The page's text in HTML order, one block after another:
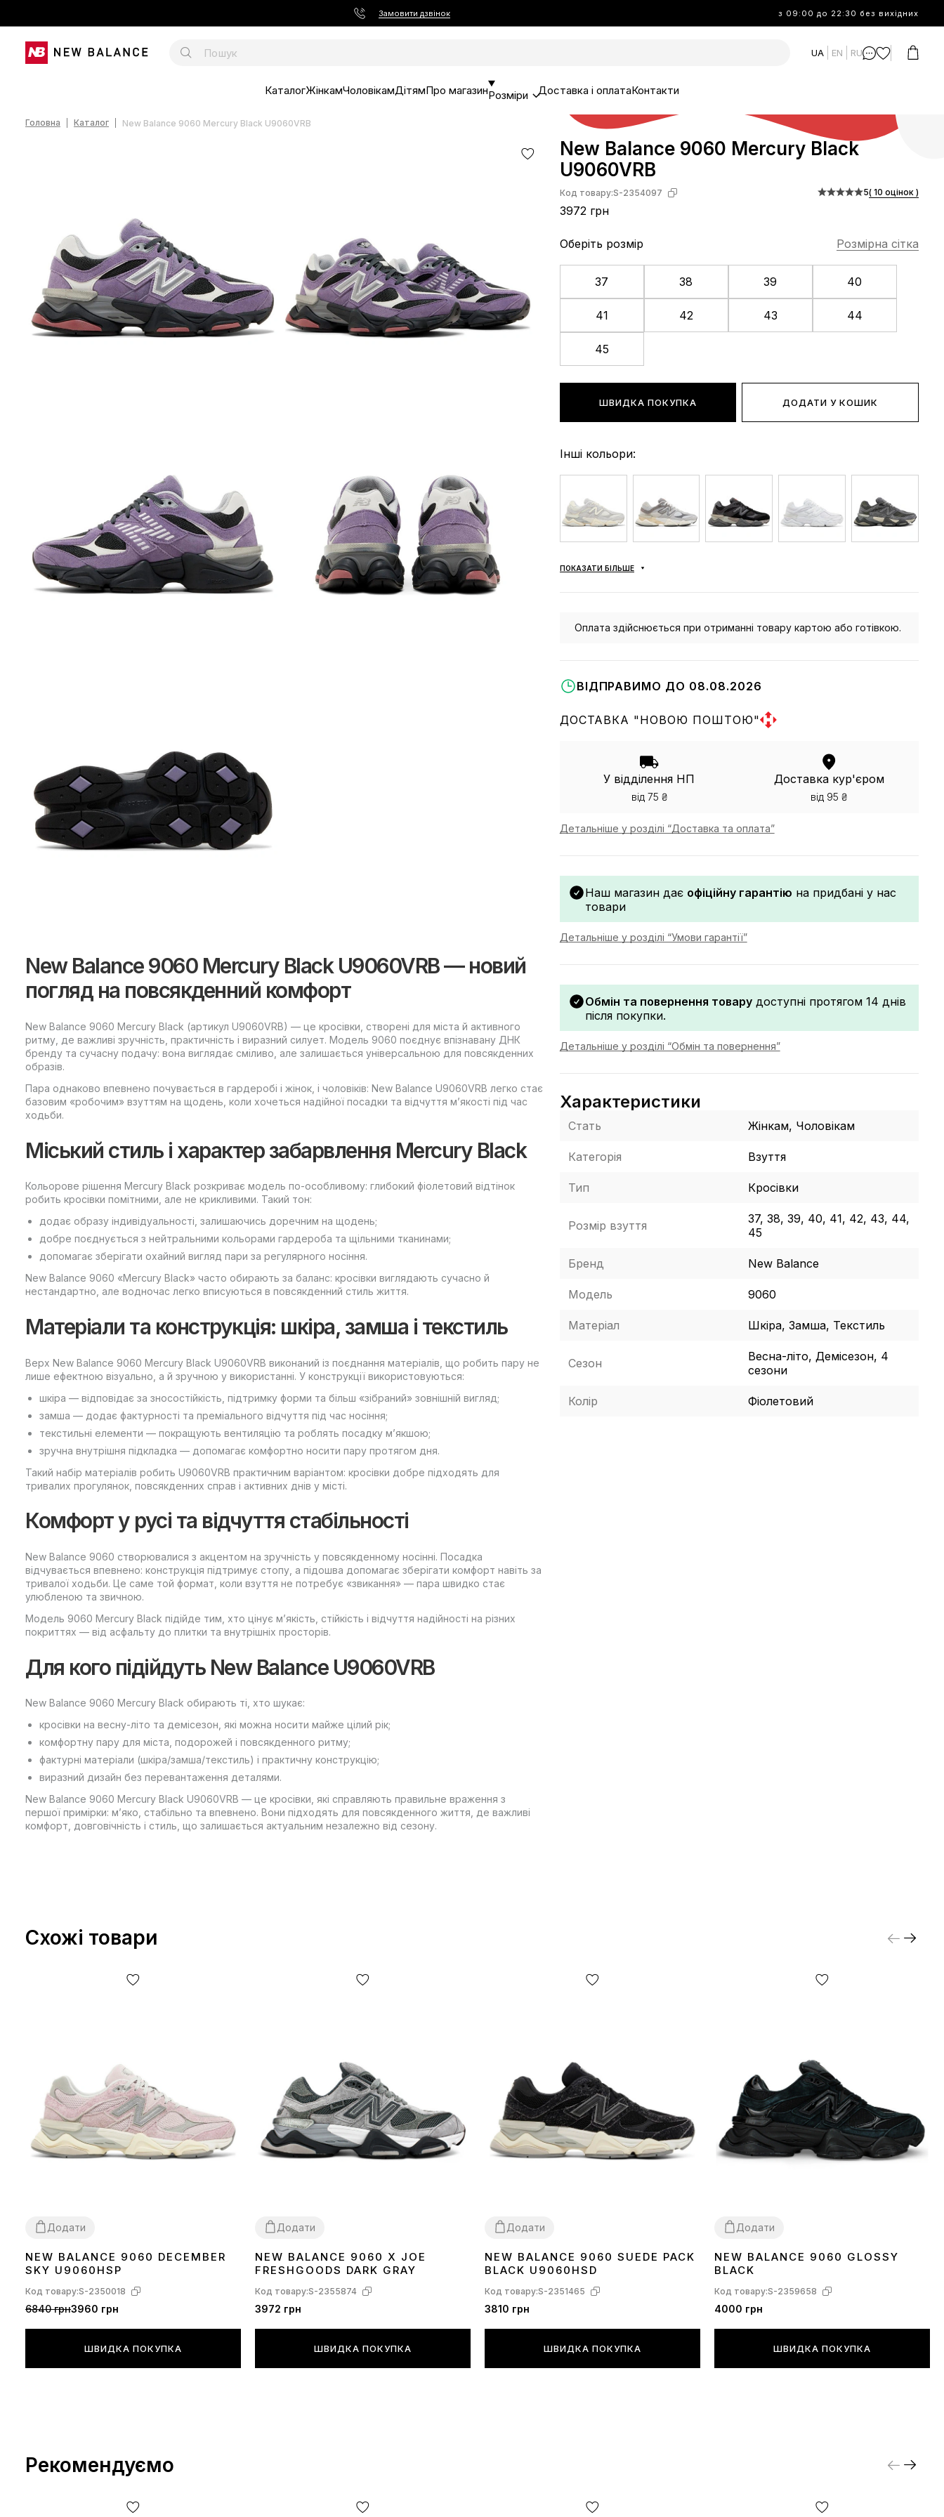
Замовити дзвінок з 09:00 до 22:30 без вихідних
UA EN RU
КаталогЖінкамЧоловікамДітямПро магазинРозміри Доставка і оплатаКонтакти
Головна Каталог New Balance 9060 Mercury Black U9060VRB
New Balance 9060 Mercury Black U9060VRB — новий
погляд на повсякденний комфорт
New Balance 9060 Mercury Black (артикул U9060VRB) — це кросівки, створені для міста й активного
ритму, де важливі зручність, практичність і виразний силует. Модель 9060 поєднує впізнавану ДНК
бренду та сучасну подачу: вона виглядає сміливо, але залишається універсальною для повсякденних
образів.
Пара однаково впевнено почувається в гардеробі і жінок, і чоловіків: New Balance U9060VRB легко стає
базовим «робочим» взуттям на щодень, коли хочеться надійної посадки та відчуття м’якості під час
ходьби.
Міський стиль і характер забарвлення Mercury Black
Кольорове рішення Mercury Black розкриває модель по-особливому: глибокий фіолетовий відтінок
робить кросівки помітними, але не крикливими. Такий тон:
додає образу індивідуальності, залишаючись доречним на щодень;
добре поєднується з нейтральними кольорами гардероба та щільними тканинами;
допомагає зберігати охайний вигляд пари за регулярного носіння.
New Balance 9060 «Mercury Black» часто обирають за баланс: кросівки виглядають сучасно й
нестандартно, але водночас легко вписуються в повсякденний стиль життя.
Матеріали та конструкція: шкіра, замша і текстиль
Верх New Balance 9060 Mercury Black U9060VRB виконаний із поєднання матеріалів, що робить пару не
лише ефектною візуально, а й зручною у використанні. У конструкції використовуються:
шкіра — відповідає за зносостійкість, підтримку форми та більш «зібраний» зовнішній вигляд;
замша — додає фактурності та преміального відчуття під час носіння;
текстильні елементи — покращують вентиляцію та роблять посадку м’якшою;
зручна внутрішня підкладка — допомагає комфортно носити пару протягом дня.
Такий набір матеріалів робить U9060VRB практичним варіантом: кросівки добре підходять для
тривалих прогулянок, повсякденних справ і активних днів у місті.
Комфорт у русі та відчуття стабільності
New Balance 9060 створювалися з акцентом на зручність у повсякденному носінні. Посадка
відчувається впевнено: конструкція підтримує стопу, а підошва допомагає зберігати комфорт навіть за
тривалої ходьби. Це саме той формат, коли взуття не потребує «звикання» — пара швидко стає
улюбленою та звичною.
Модель 9060 Mercury Black підійде тим, хто цінує м’якість, стійкість і відчуття надійності на різних
покриттях — від асфальту до плитки та внутрішніх просторів.
Для кого підійдуть New Balance U9060VRB
New Balance 9060 Mercury Black обирають ті, хто шукає:
кросівки на весну-літо та демісезон, які можна носити майже цілий рік;
комфортну пару для міста, подорожей і повсякденного ритму;
фактурні матеріали (шкіра/замша/текстиль) і практичну конструкцію;
виразний дизайн без перевантаження деталями.
New Balance 9060 Mercury Black U9060VRB — це кросівки, які справляють правильне враження з
першої примірки: м’яко, стабільно та впевнено. Вони підходять для повсякденного життя, де важливі
комфорт, довговічність і стиль, що залишається актуальним незалежно від сезону.
New Balance 9060 Mercury Black
U9060VRB
Код товару:S-2354097
3972 грн
5( 10 оцінок )
Оберіть розмір Розмірна сітка
37 38 39 40
41 42 43 44
45
ШВИДКА ПОКУПКА ДОДАТИ У КОШИК
Інші кольори:
ПОКАЗАТИ БІЛЬШЕ
Оплата здійснюється при отриманні товару картою або готівкою.
ВІДПРАВИМО ДО 08.08.2026
ДОСТАВКА "НОВОЮ ПОШТОЮ"
У відділення НП
від 75 ₴
Доставка кур'єром
від 95 ₴
Детальніше у розділі “Доставка та оплата”
Наш магазин дає офіційну гарантію на придбані у нас
товари
Детальніше у розділі “Умови гарантії”
Обмін та повернення товарудоступні протягом 14 днів
після покупки.
Детальніше у розділі “Обмін та повернення”
Характеристики
Стать Жінкам, Чоловікам
Категорія Взуття
Тип Кросівки
Розмір взуття
37, 38, 39, 40, 41, 42, 43, 44,
45
Бренд New Balance
Модель 9060
Матеріал Шкіра, Замша, Текстиль
Сезон
Весна-літо, Демісезон, 4
сезони
Колір Фіолетовий
Схожі товари
Додати
3637 3839404142
NEW BALANCE 9060 DECEMBER
SKY U9060HSP
Код товару:S-2350018
6840 грн3960 грн
ШВИДКА ПОКУПКА
Додати
3637 3839404142 43 4445
NEW BALANCE 9060 X JOE
FRESHGOODS DARK GRAY
Код товару:S-2355874
3972 грн
ШВИДКА ПОКУПКА
Додати
3637 3839404142 43 4445
NEW BALANCE 9060 SUEDE PACK
BLACK U9060HSD
Код товару:S-2351465
3810 грн
ШВИДКА ПОКУПКА
Додати
43
NEW BALANCE 9060 GLOSSY
BLACK
Код товару:S-2359658
4000 грн
ШВИДКА ПОКУПКА
Рекомендуємо